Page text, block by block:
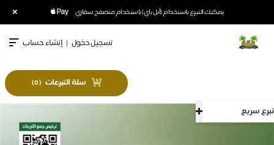
يمكنك التبرع باستخدام (أبل باي) باستخدام متصفح سفاري ×
تبرع سريع
تسجيل دخول | إنشاء حساب
سلة التبرعات (
0
)